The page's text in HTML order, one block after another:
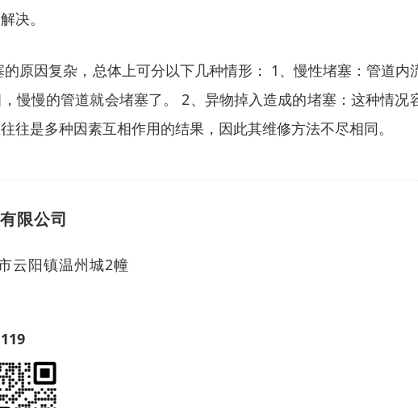
决。
原因复杂，总体上可分以下几种情形： 1、慢性堵塞：管道
慢慢的管道就会堵塞了。 2、异物掉入造成的堵塞：这种情
往是多种因素互相作用的结果，因此其维修方法不尽相同。
限公司
云阳镇温州城2幢